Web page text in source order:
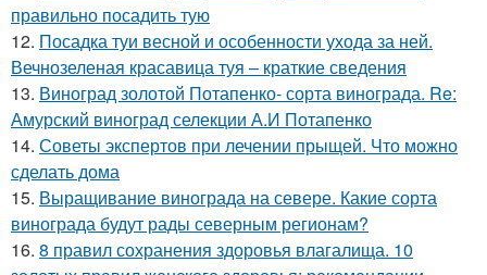
правильно посадить тую
12. Посадка туи весной и особенности ухода за ней.
Вечнозеленая красавица туя – краткие сведения
13. Виноград золотой Потапенко- сорта винограда. Re:
Амурский виноград селекции А.И Потапенко
14. Советы экспертов при лечении прыщей. Что можно
сделать дома
15. Выращивание винограда на севере. Какие сорта
винограда будут рады северным регионам?
16. 8 правил сохранения здоровья влагалища. 10